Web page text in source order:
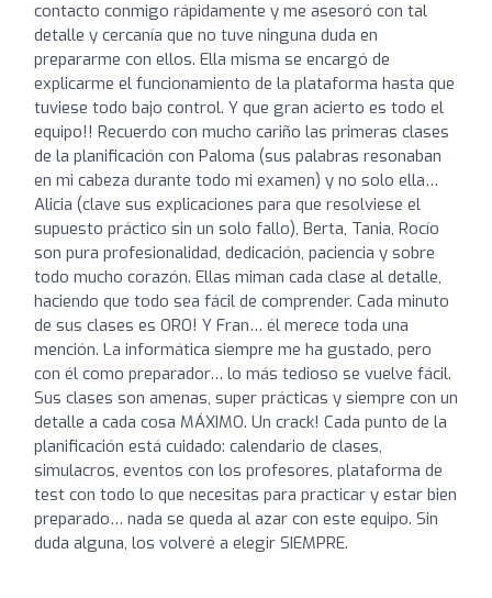
contacto conmigo rápidamente y me asesoró con tal
detalle y cercanía que no tuve ninguna duda en
prepararme con ellos. Ella misma se encargó de
explicarme el funcionamiento de la plataforma hasta que
tuviese todo bajo control. Y que gran acierto es todo el
equipo!! Recuerdo con mucho cariño las primeras clases
de la planificación con Paloma (sus palabras resonaban
en mi cabeza durante todo mi examen) y no solo ella…
Alicia (clave sus explicaciones para que resolviese el
supuesto práctico sin un solo fallo), Berta, Tania, Rocío
son pura profesionalidad, dedicación, paciencia y sobre
todo mucho corazón. Ellas miman cada clase al detalle,
haciendo que todo sea fácil de comprender. Cada minuto
de sus clases es ORO! Y Fran… él merece toda una
mención. La informática siempre me ha gustado, pero
con él como preparador… lo más tedioso se vuelve fácil.
Sus clases son amenas, super prácticas y siempre con un
detalle a cada cosa MÁXIMO. Un crack! Cada punto de la
planificación está cuidado: calendario de clases,
simulacros, eventos con los profesores, plataforma de
test con todo lo que necesitas para practicar y estar bien
preparado… nada se queda al azar con este equipo. Sin
duda alguna, los volveré a elegir SIEMPRE.